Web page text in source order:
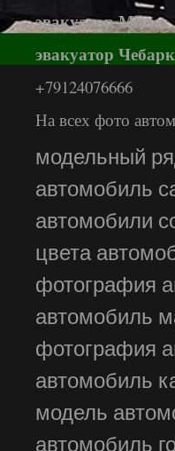
эвакуатор Миасс
эвакуатор
+79124076666
На всех фото
модельный
автомобиль
автомобили
цвета
фотография
автомобиль
фотография
автомобиль
модель
автомобиль